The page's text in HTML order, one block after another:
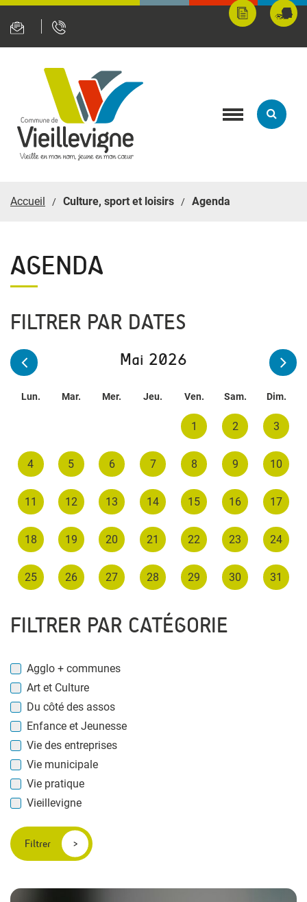
Mes
démarches
Toggle
Accueil Culture, sport et loisirs Agenda
AGENDA
FILTRER PAR DATES
Mai 2026
Lun. Mar. Mer. Jeu. Ven. Sam. Dim.
1 2 3
4 5 6 7 8 9 10
11 12 13 14 15 16 17
18 19 20 21 22 23 24
25 26 27 28 29 30 31
FILTRER PAR CATÉGORIE
Agglo + communes
Art et Culture
Du côté des assos
Enfance et Jeunesse
Vie des entreprises
Vie municipale
Vie pratique
Vieillevigne
Filtrer
Panneau de gestion des cookies